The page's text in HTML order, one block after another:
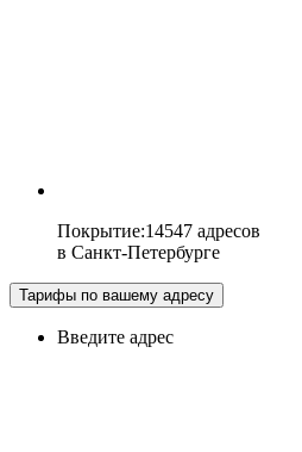
Покрытие:14547 адресов
в Санкт-Петербурге
Тарифы по вашему адресу
Введите адрес